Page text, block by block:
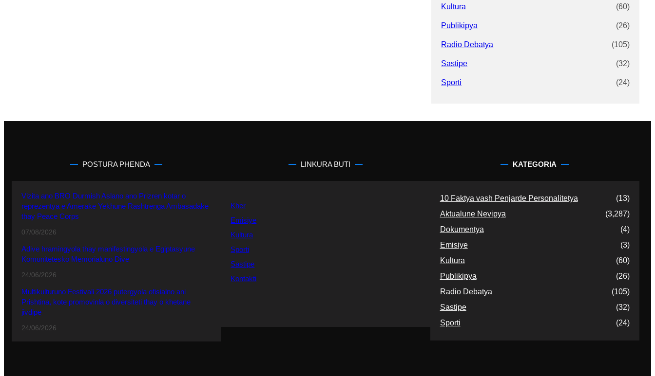
Kultura (60)
Publikipya (26)
Radio Debatya (105)
Sastipe (32)
Sporti (24)
POSTURA PHENDA
Vizita ano BRO Durmish Aslano ano Prizren kotar o
reprezentya e Amerake Yekhune Rashtrenga Ambasadake
thay Peace Corps
07/08/2026
Adive hramingyola thay manifestingyola e Egiptasyune
Komunitetesko Memorialuno Dive
24/06/2026
Multikulturuno Festivali 2026 putergyola ofisialno ani
Prishtina, kote promovinla o diversiteti thay o khetane
jivdipe
24/06/2026
LINKURA BUTI
Kher
Emisiye
Kultura
Sporti
Sastipe
Kontakti
KATEGORIA
10 Faktya vash Penjarde Personalitetya
(13)
Aktualune Nevipya
(3,287)
Dokumentya
(4)
Emisiye
(3)
Kultura
(60)
Publikipya
(26)
Radio Debatya
(105)
Sastipe
(32)
Sporti
(24)